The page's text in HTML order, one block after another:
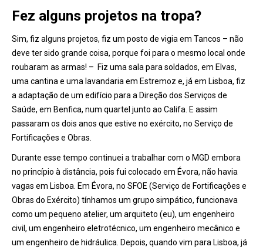
Fez alguns projetos na tropa?
Sim, fiz alguns projetos, fiz um posto de vigia em Tancos – não
deve ter sido grande coisa, porque foi para o mesmo local onde
roubaram as armas! – Fiz uma sala para soldados, em Elvas,
uma cantina e uma lavandaria em Estremoz e, já em Lisboa, fiz
a adaptação de um edifício para a Direção dos Serviços de
Saúde, em Benfica, num quartel junto ao Califa. E assim
passaram os dois anos que estive no exército, no Serviço de
Fortificações e Obras.
Durante esse tempo continuei a trabalhar com o MGD embora
no princípio à distância, pois fui colocado em Évora, não havia
vagas em Lisboa. Em Évora, no SFOE (Serviço de Fortificações e
Obras do Exército) tínhamos um grupo simpático, funcionava
como um pequeno atelier, um arquiteto (eu), um engenheiro
civil, um engenheiro eletrotécnico, um engenheiro mecânico e
um engenheiro de hidráulica. Depois, quando vim para Lisboa, já